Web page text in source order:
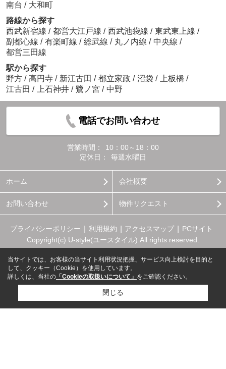
南台 / 大和町
路線から探す
西武新宿線 / 都営大江戸線 / 西武池袋線 / 東武東上線 /
副都心線 / 有楽町線 / 総武線 / 丸ノ内線 / 中央線 /
都営三田線
駅から探す
野方 / 高円寺 / 新江古田 / 都立家政 / 沼袋 / 上板橋 /
江古田 / 上石神井 / 鷺ノ宮 / 中野
電話でお問い合わせ
営業時間：
10：00～18：00
定休日：
毎週水曜日
ホーム 会社概要
お問い合わせ 物件リクエスト
プライバシーポリシー 利用規約 アクセスマップ
PCサイト
Copyright(c) U-style(ユースタイル) All rights reserved.
当サイトでは、お客様の当サイト利用状況把握、サービス向上検討を目的と
して、クッキー（Cookie）を使用しています。
詳しくは、当社の 「Cookieの取扱いについて」 をご確認ください。
閉じる